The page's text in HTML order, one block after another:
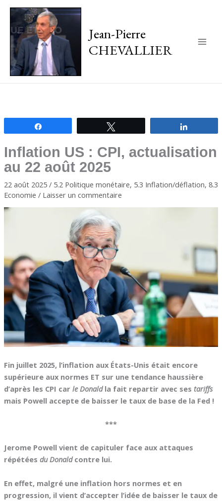
Jean-Pierre
CHEVALLIER
Inflation US : CPI, actualisation
au 22 août 2025
22 août 2025 / 5.2 Politique monétaire, 5.3 Inflation/déflation, 8.3
Economie / Laisser un commentaire
Fin juillet 2025, l’inflation aux États-Unis était encore
supérieure aux normes ET sur une tendance haussière
d’après les CPI car le Donaldla fait repartir avec ses tariffs
mais Powell accepte de baisser le taux de base de la Fed !
***
Jerome Powell vient de capituler face aux attaques
répétées du Donaldcontre lui.
En effet, malgré une inflation hors normes et en
progression, il vient d’accepter l’idée de baisser le taux de